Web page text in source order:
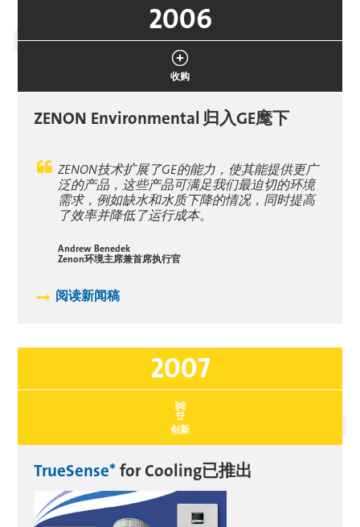
2006
收购
ZENON Environmental归入GE麾下
ZENON技术扩展了GE的能力，使其能提供更广
泛的产品，这些产品可满足我们最迫切的环境
需求，例如缺水和水质下降的情况，同时提高
了效率并降低了运行成本。
Andrew Benedek
Zenon环境主席兼首席执行官
阅读新闻稿
2007
创新
TrueSense*for Cooling已推出